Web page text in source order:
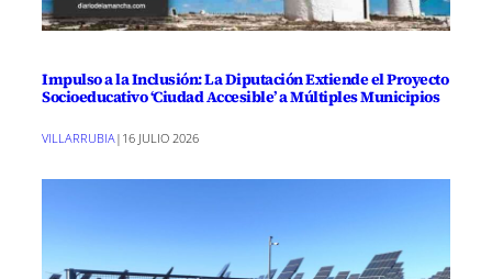
Impulso a la Inclusión: La Diputación Extiende el Proyecto
Socioeducativo ‘Ciudad Accesible’ a Múltiples Municipios
VILLARRUBIA| 16 JULIO 2026